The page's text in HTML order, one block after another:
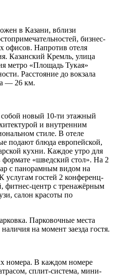
в Казани, вблизи
бизнес-
офисов. Напротив отеля
Казанский Кремль, улица
метро «Площадь Тукая»
Расстояние до вокзала
— 26 км.
собой новый 10-ти этажный
и внутренним
стиле. В отеле
подают блюда европейской,
кухни. Каждое утро для
формате «шведский стол». На 2
с панорамным видом на
услугам гостей 2 конференц-
фитнес-центр с тренажёрным
салон красоты по
Парковочные места
на момент заезда гостя.
номера. В каждом номере
сплит-система, мини-